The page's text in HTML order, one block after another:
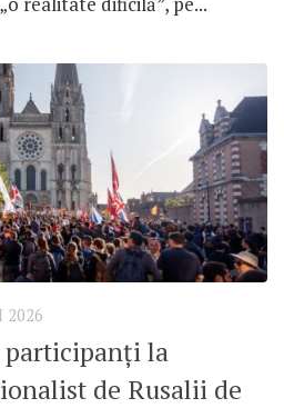
2026
participanți la
de Rusalii de